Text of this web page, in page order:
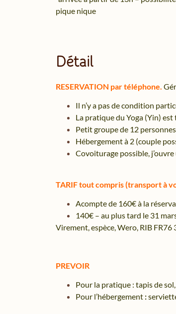
pique nique
Détail
RESERVATION par téléphone.
Il n’y a pas de condition
La pratique du Yoga (Yin)
Petit groupe de 12
Hébergement à 2 (couple
Covoiturage possible,
TARIF tout compris (transport à
Acompte de 160€ à la
140€ – au plus tard le 31
Virement, espèce, Wero, RIB
PREVOIR
Pour la pratique : tapis de
Pour l’hébergement :